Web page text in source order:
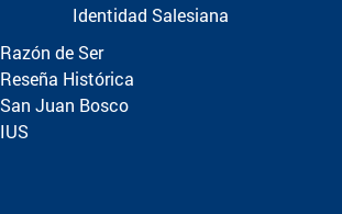
Identidad Salesiana
Razón de Ser
Reseña Histórica
San Juan Bosco
IUS